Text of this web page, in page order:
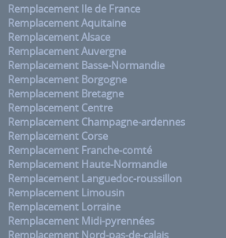
Remplacement Ile de France
Remplacement Aquitaine
Remplacement Alsace
Remplacement Auvergne
Remplacement Basse-Normandie
Remplacement Borgogne
Remplacement Bretagne
Remplacement Centre
Remplacement Champagne-ardennes
Remplacement Corse
Remplacement Franche-comté
Remplacement Haute-Normandie
Remplacement Languedoc-roussillon
Remplacement Limousin
Remplacement Lorraine
Remplacement Midi-pyrennées
Remplacement Nord-pas-de-calais